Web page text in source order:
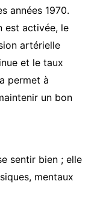
années 1970.
est activée, le
artérielle
et le taux
permet à
un bon
sentir bien ; elle
mentaux